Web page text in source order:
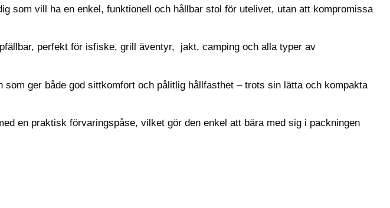
som vill ha en enkel, funktionell och hållbar stol för utelivet, utan att kompromissa
perfekt för isfiske, grill äventyr, jakt, camping och alla typer av
som ger både god sittkomfort och pålitlig hållfasthet – trots sin lätta och kompakta
en praktisk förvaringspåse, vilket gör den enkel att bära med sig i packningen